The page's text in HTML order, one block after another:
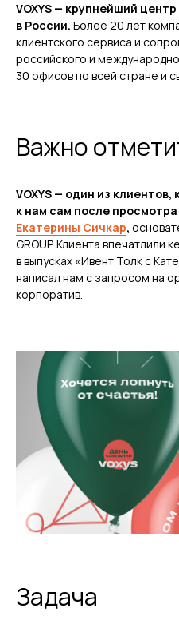
VOXYS — крупнейший
в России. Более 20 лет
клиентского сервиса и
российского и
30 офисов по всей стране и
Важно
VOXYS — один из
к нам сам после просмотра
Екатерины Сичкар,
GROUP. Клиента впечатлили
в выпусках «Ивент Толк с
написал нам с запросом на
корпоратив.
Задача